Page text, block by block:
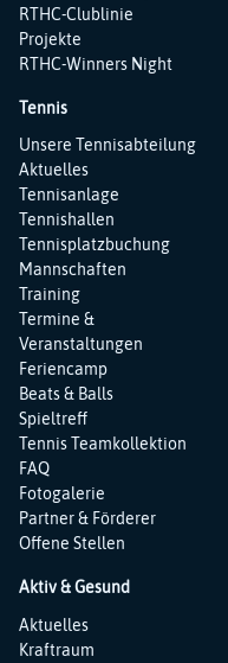
RTHC-Clublinie
Projekte
RTHC-Winners Night
Tennis
Navigation
überspringen
Unsere Tennisabteilung
Aktuelles
Tennisanlage
Tennishallen
Tennisplatzbuchung
Mannschaften
Training
Termine &
Veranstaltungen
Feriencamp
Beats & Balls
Spieltreff
Tennis Teamkollektion
FAQ
Fotogalerie
Partner & Förderer
Offene Stellen
Aktiv & Gesund
Navigation
überspringen
Aktuelles
Kraftraum